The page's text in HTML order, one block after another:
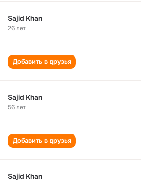
Sajid Khan
26 лет
Добавить в друзья
Sajid Khan
56 лет
Добавить в друзья
Sajid Khan